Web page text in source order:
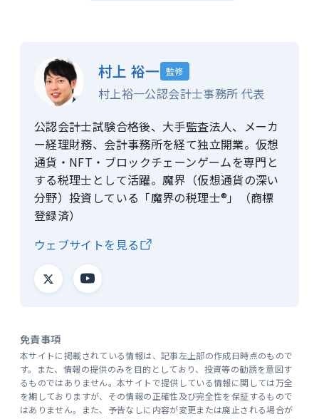
村上 裕一 監修
村上裕一公認会計士事務所 代表
公認会計士試験合格後、大手監査法人、メーカ
ー経理財務、会計事務所を経て独立開業。仮想
通貨・NFT・ブロックチェーンゲームを専門と
する税理士として活躍。魔界（仮想通貨の深い
分野）投資している「魔界の税理士®」（商標
登録済）
ウェブサイトを見る
免責事項
本サイトに掲載されている情報は、記事左上部の作成日時点のもので
す。また、情報の提供のみを目的としており、投資等の勧誘を意図す
るものではありません。本サイトで提供している情報に関しては万全
を期しておりますが、その情報の正確性及び完全性を保証するもので
はありません。また、予告なしに内容が変更または廃止される場合が